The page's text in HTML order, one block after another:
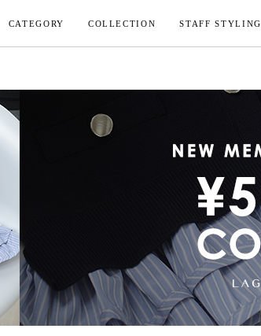
CATEGORY COLLECTION STAFF STYLING